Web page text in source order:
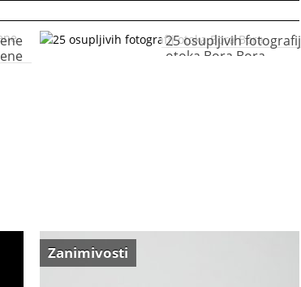
25 osupljivih fotografij
otoka Bora Bora
Zanimivosti